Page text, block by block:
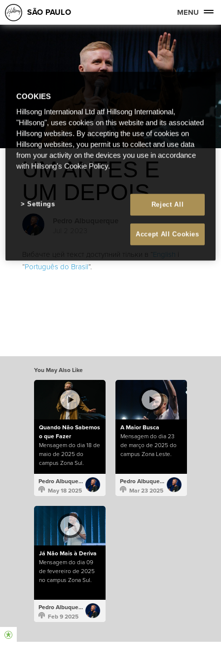
SÃO PAULO MENU
UM ANTES E
UM DEPOIS
Вибачте цей текст доступний тільки в “English
“Português do Brasil”.
You May Also Like
Quando Não Sabemos
o que Fazer
Mensagem do dia 18 de
maio de 2025 do
campus Zona Sul.
Pedro Albuquerque
May 18 2025
A Maior Busca
Mensagem do dia 23
de março de 2025 do
campus Zona Leste.
Pedro Albuquerque
Mar 23 2025
Já Não Mais à Deriva
Mensagem do dia 09
de fevereiro de 2025
no campus Zona Sul.
Pedro Albuquerque
Feb 9 2025
COOKIES
Hillsong International Ltd atf Hillsong International,
"Hillsong", uses cookies on this website and its associated
Hillsong websites. By accepting the use of cookies on
Hillsong websites, you permit us to collect and use data
from your activity on the devices you use in accordance
with Hillsong's Cookie Policy.
Reject All
Accept All Cookies
Settings